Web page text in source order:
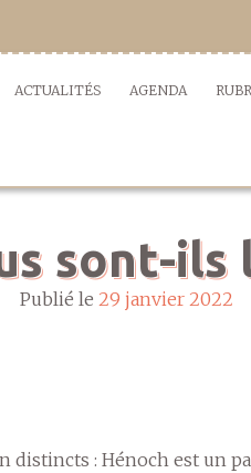
ACTUALITÉS AGENDA
sont-ils
Publié le 29 janvier 2022
distincts : Hénoch est un